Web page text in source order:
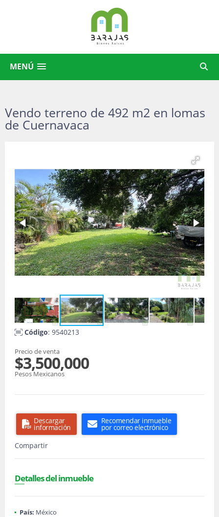
MENÚ
Vendo terreno de 492 m2 en lomas
de Cuernavaca
Código: 9540213
Precio de venta
$3,500,000
Pesos Mexicanos
Descargar
información
Recomendar inmueble
por correo electrónico
Compartir
Detalles del inmueble
País: México